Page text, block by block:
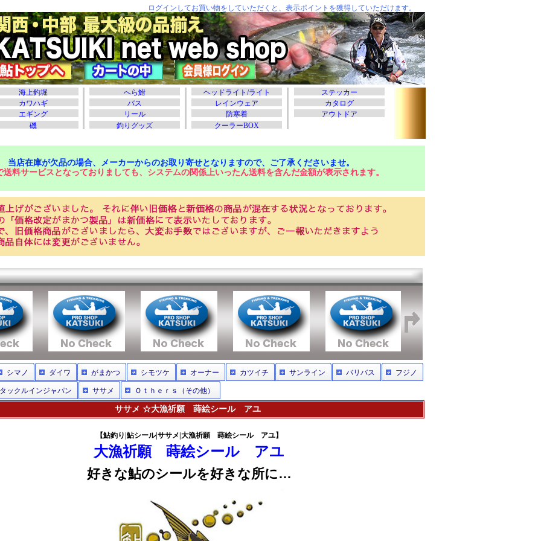
当店在庫が欠品の場合、メーカーからのお取り寄せとなりますので、ご了承くださいませ。
送料サービスとなっておりましても、システムの関係上いったん送料を含んだ金額が表示されます。
シマノ ダイワ がまかつ シモツケ オーナー カツイチ サンライン バリバス フジノ
タックルインジャパン ササメ Ｏｔｈｅｒｓ（その他）
ササメ ☆大漁祈願 蒔絵シール アユ
【鮎釣り|鮎シール|ササメ|大漁祈願 蒔絵シール アユ】
大漁祈願 蒔絵シール アユ
好きな鮎のシールを好きな所に…